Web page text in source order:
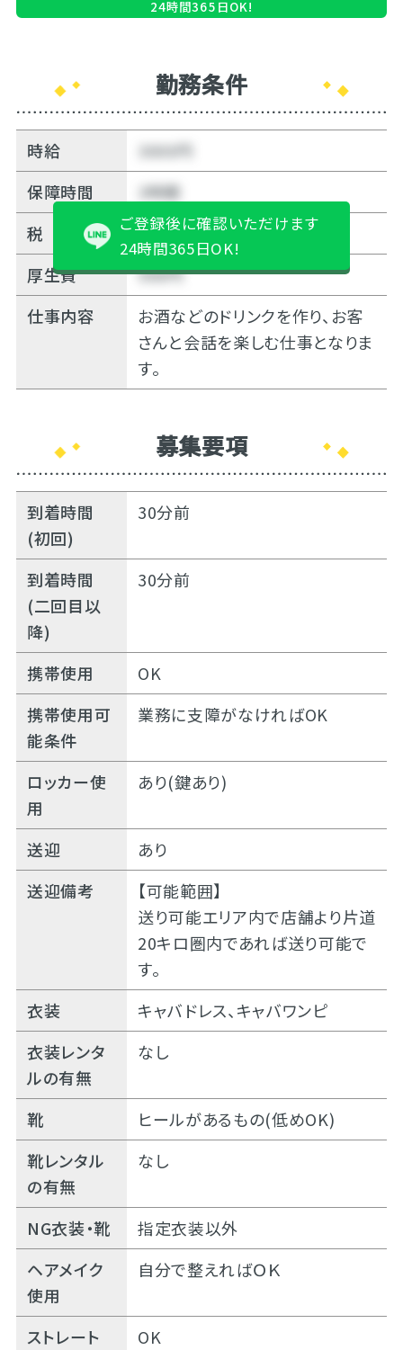
24時間365日OK!
勤務条件
時給
3000円
保障時間
3時間
税
10%
厚生費
500円
仕事内容
お酒などのドリンクを作り、お客
さんと会話を楽しむ仕事となりま
す。
ご登録後に確認いただけます
24時間365日OK!
募集要項
到着時間
(初回)
30分前
到着時間
(二回目以
降)
30分前
携帯使用
OK
携帯使用可
能条件
業務に支障がなければOK
ロッカー使
用
あり(鍵あり)
送迎
あり
送迎備考
【可能範囲】
送り可能エリア内で店舗より片道
20キロ圏内であれば送り可能で
す。
衣装
キャバドレス、キャバワンピ
衣装レンタ
ルの有無
なし
靴
ヒールがあるもの(低めOK)
靴レンタル
の有無
なし
NG衣装・靴
指定衣装以外
ヘアメイク
使用
自分で整えればＯＫ
ストレート
OK